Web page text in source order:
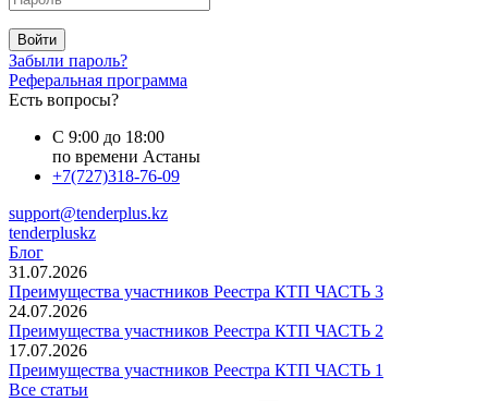
Войти
Забыли пароль?
Реферальная программа
Есть вопросы?
С 9:00 до 18:00
по времени Астаны
+7(727)318-76-09
support@tenderplus.kz
tenderpluskz
Блог
31.07.2026
Преимущества участников Реестра КТП ЧАСТЬ 3
24.07.2026
Преимущества участников Реестра КТП ЧАСТЬ 2
17.07.2026
Преимущества участников Реестра КТП ЧАСТЬ 1
Все статьи